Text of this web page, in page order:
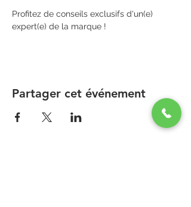
Profitez de conseils exclusifs d'un(e)
expert(e) de la marque !
Partager cet événement